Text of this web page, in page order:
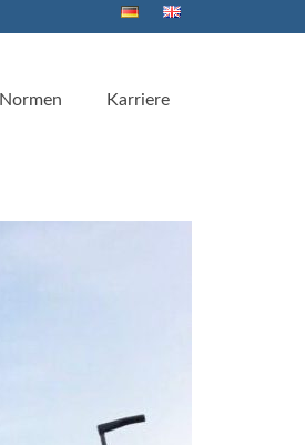
Normen Karriere